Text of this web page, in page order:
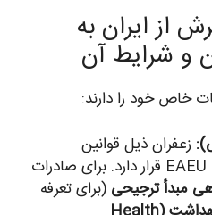
از ایران به
و شرایط آن
خاص خود را دارند:
زعفران ذیل قوانین
سختگیرانه بهداشتی EAEU قرار دارد. برای صادرات
مبدأ ترجیحی (برای تعرفه